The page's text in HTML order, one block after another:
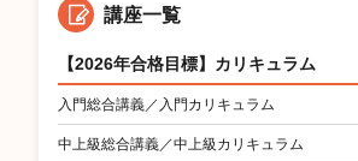
講座一覧
【2026年合格目標】カリキュラム
入門総合講義／入門カリキュラム
中上級総合講義／中上級カリキュラム